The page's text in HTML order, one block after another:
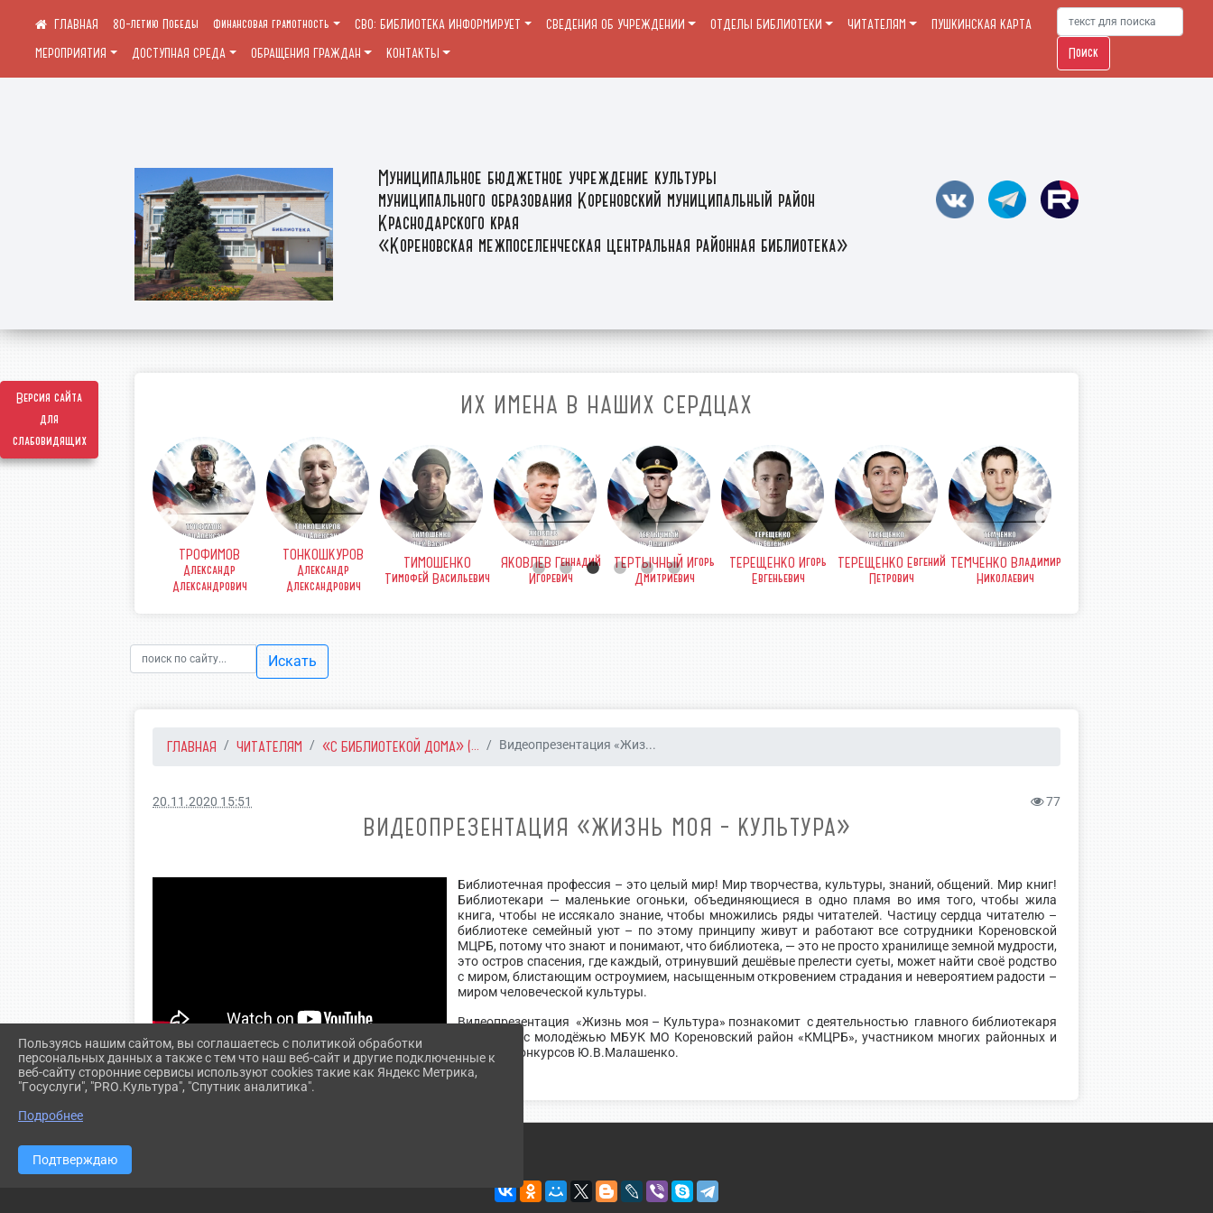
Версия сайта
для
слабовидящих
Муниципальное бюджетное учреждение культуры
муниципального образования Кореновский муниципальный район
Краснодарского края
«Кореновская межпоселенческая центральная районная библиотека»
80-летию Победы Финансовая грамотность СВО: БИБЛИОТЕКА ИНФОРМИРУЕТ СВЕДЕНИЯ ОБ УЧРЕЖДЕНИИ ОТДЕЛЫ БИБЛИОТЕКИ ЧИТАТЕЛЯМ
ПУШКИНСКАЯ КАРТА
МЕРОПРИЯТИЯ
ДОСТУПНАЯ СРЕДА ОБРАЩЕНИЯ ГРАЖДАН КОНТАКТЫ Поиск
ИХ ИМЕНА В НАШИХ СЕРДЦАХ
ТРОФИМОВ
Александр
Александрович
ТОНКОШКУРОВ
Александр
Александрович
ТИМОШЕНКО
Тимофей Васильевич
ЯКОВЛЕВ Геннадий
Игоревич
ТЕРТЫЧНЫЙ Игорь
Дмитриевич
ТЕРЕЩЕНКО Игорь
Евгеньевич
ТЕРЕЩЕНКО Евгений
Петрович
ТЕМЧЕНКО Владимир
Николаевич
Искать
ГЛАВНАЯ ЧИТАТЕЛЯМ «С БИБЛИОТЕКОЙ ДОМА» (... Видеопрезентация «Жиз...
20.11.2020 15:51 77
ВИДЕОПРЕЗЕНТАЦИЯ «ЖИЗНЬ МОЯ – КУЛЬТУРА»
Библиотечная профессия – это целый мир! Мир творчества, культуры, знаний, общений. Мир книг!
Библиотекари — маленькие огоньки, объединяющиеся в одно пламя во имя того, чтобы жила
книга, чтобы не иссякало знание, чтобы множились ряды читателей. Частицу сердца читателю –
библиотеке семейный уют – по этому принципу живут и работают все сотрудники Кореновской
МЦРБ, потому что знают и понимают, что библиотека, — это не просто хранилище земной мудрости,
это остров спасения, где каждый, отринувший дешёвые прелести суеты, может найти своё родство
с миром, блистающим остроумием, насыщенным откровением страдания и невероятием радости –
миром человеческой культуры.
Видеопрезентация «Жизнь моя – Культура» познакомит с деятельностью главного библиотекаря
по работе с молодёжью МБУК МО Кореновский район «КМЦРБ», участником многих районных и
краевых конкурсов Ю.В.Малашенко.
Пользуясь нашим сайтом, вы соглашаетесь с политикой обработки
персональных данных а также с тем что наш веб-сайт и другие подключенные к
веб-сайту сторонние сервисы используют cookies такие как Яндекс Метрика,
"Госуслуги", "PRO.Культура", "Спутник аналитика".
Подробнее
Подтверждаю